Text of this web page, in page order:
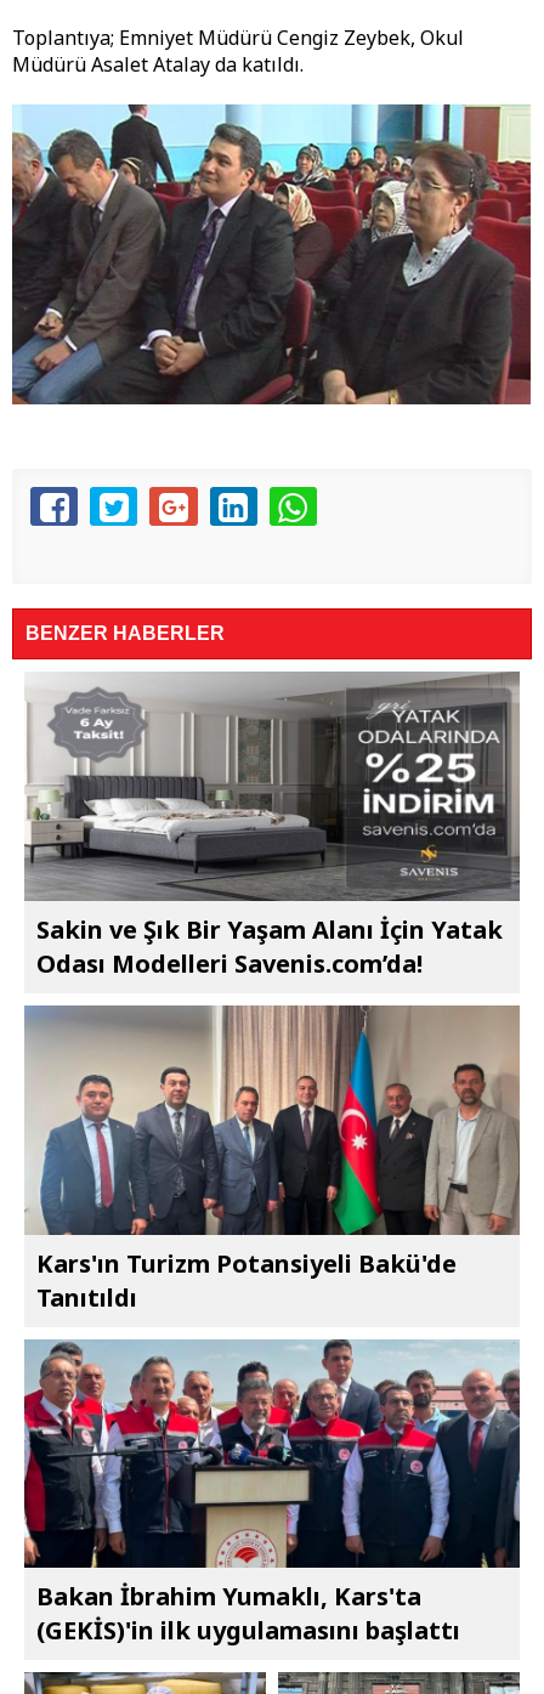
Toplantıya; Emniyet Müdürü Cengiz Zeybek, Okul
Müdürü Asalet Atalay da katıldı.
BENZER HABERLER
Sakin ve Şık Bir Yaşam Alanı İçin Yatak
Odası Modelleri Savenis.com’da!
Kars'ın Turizm Potansiyeli Bakü'de
Tanıtıldı
Bakan İbrahim Yumaklı, Kars'ta
(GEKİS)'in ilk uygulamasını başlattı